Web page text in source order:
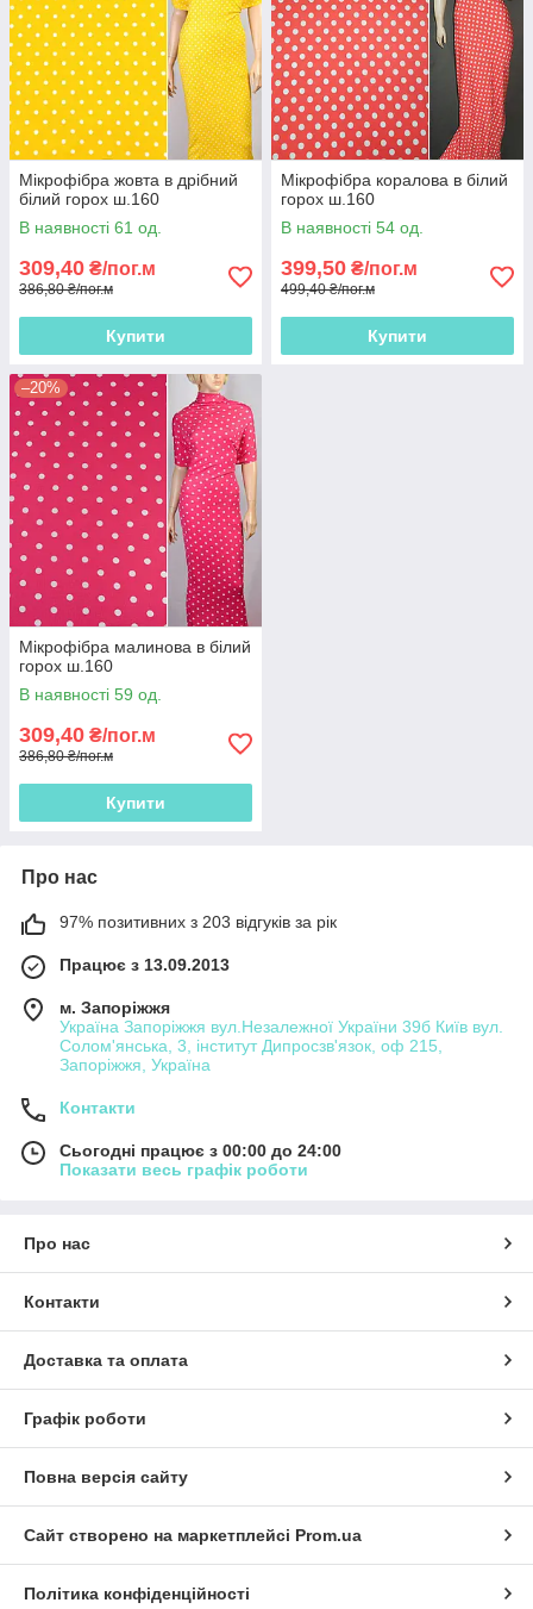
Мікрофібра жовта в дрібний
білий горох ш.160
В наявності 61 од.
309,40 ₴/пог.м
386,80 ₴/пог.м
Купити
Мікрофібра коралова в білий
горох ш.160
В наявності 54 од.
399,50 ₴/пог.м
499,40 ₴/пог.м
Купити
–20%
Мікрофібра малинова в білий
горох ш.160
В наявності 59 од.
309,40 ₴/пог.м
386,80 ₴/пог.м
Купити
Про нас
97% позитивних з 203 відгуків за рік
Працює з 13.09.2013
м. Запоріжжя
Україна Запоріжжя вул.Незалежної України 39б Київ вул.
Солом'янська, 3, інститут Дипросзв'язок, оф 215,
Запоріжжя, Україна
Контакти
Сьогодні працює з 00:00 до 24:00
Показати весь графік роботи
Про нас
Контакти
Доставка та оплата
Графік роботи
Повна версія сайту
Сайт створено на маркетплейсі Prom.ua
Політика конфіденційності